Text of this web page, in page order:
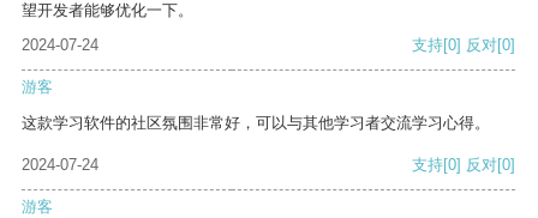
望开发者能够优化一下。
2024-07-24
支持[0] 反对[0]
游客
这款学习软件的社区氛围非常好，可以与其他学习者交流学习心得。
2024-07-24 支持[0] 反对[0]
游客